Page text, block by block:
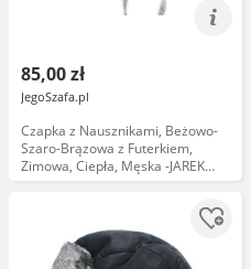
85,00 zł
JegoSzafa.pl
Czapka z Nausznikami, Beżowo-
Szaro-Brązowa z Futerkiem,
Zimowa, Ciepła, Męska -JAREK
CPAJARUSZANKAAWUP062mix